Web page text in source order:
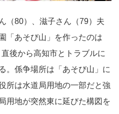
（80）、滋子さん（79）夫
「あそび山」を作ったのは
後から高知市とトラブルに
。係争場所は「あそび山」に
所は水道局用地の一部だと強
用地が突然東に延びた構図を